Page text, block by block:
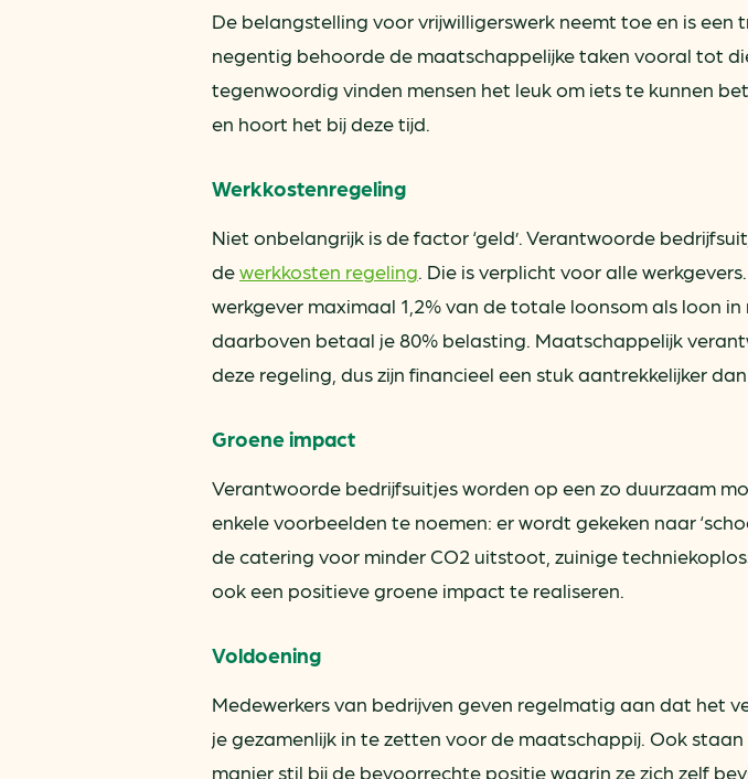
De belangstelling voor vrijwilligerswerk neemt toe en is een
negentig behoorde de maatschappelijke taken vooral tot
tegenwoordig vinden mensen het leuk om iets te kunnen
en hoort het bij deze tijd.
Werkkostenregeling
Niet onbelangrijk is de factor ‘geld’. Verantwoorde
dewerkkosten regeling . Die is verplicht voor alle
werkgever maximaal 1,2% van de totale loonsom als loon
daarboven betaal je 80% belasting. Maatschappelijk
deze regeling, dus zijn financieel een stuk aantrekkelijker dan
Groene impact
Verantwoorde bedrijfsuitjes worden op een zo duurzaam
enkele voorbeelden te noemen: er wordt gekeken naar
de catering voor minder CO2 uitstoot, zuinige
ook een positieve groene impact te realiseren.
Voldoening
Medewerkers van bedrijven geven regelmatig aan dat het
je gezamenlijk in te zetten voor de maatschappij. Ook
manier stil bij de bevoorrechte positie waarin ze zich zelf